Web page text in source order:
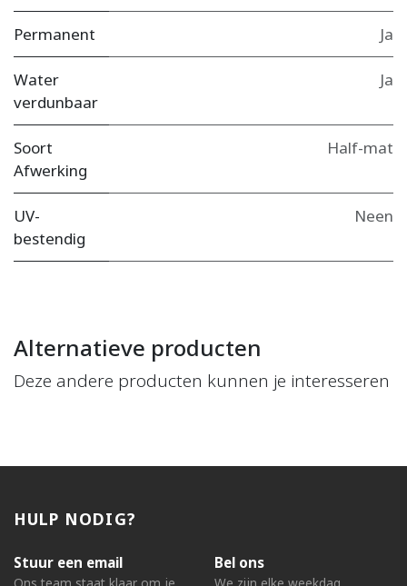
Permanent Ja
Water
verdunbaar
Ja
Soort
Afwerking
Half-mat
UV-
bestendig
Neen
Alternatieve producten
Deze andere producten kunnen je interesseren
HULP NODIG?
Stuur een email Bel ons